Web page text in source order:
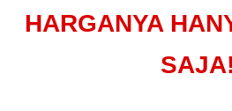
HARGANYA
SAJA!